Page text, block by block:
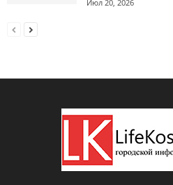
Июл 20, 2026